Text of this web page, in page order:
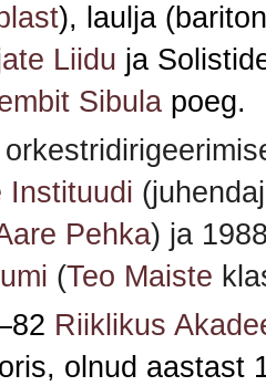
), laulja
Liidu ja
Sibula poeg.
Instituudi
Pehka) ja
(Teo Maiste
Riiklikus
olnud aastast